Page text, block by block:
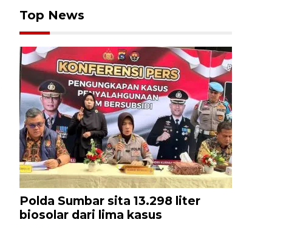
Top News
Polda Sumbar sita 13.298 liter
biosolar dari lima kasus